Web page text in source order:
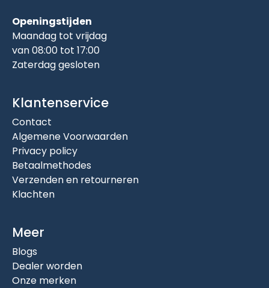
Openingstijden
Maandag tot vrijdag
van 08:00 tot 17:00
Zaterdag gesloten
Klantenservice
Contact
Algemene Voorwaarden
Privacy policy
Betaalmethodes
Verzenden en retourneren
Klachten
Meer
Blogs
Dealer worden
Onze merken